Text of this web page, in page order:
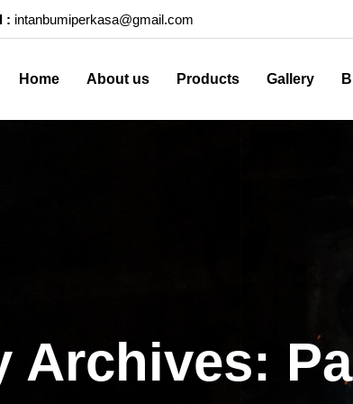
: intanbumiperkasa@gmail.com
Home About us Products Gallery
Archives: